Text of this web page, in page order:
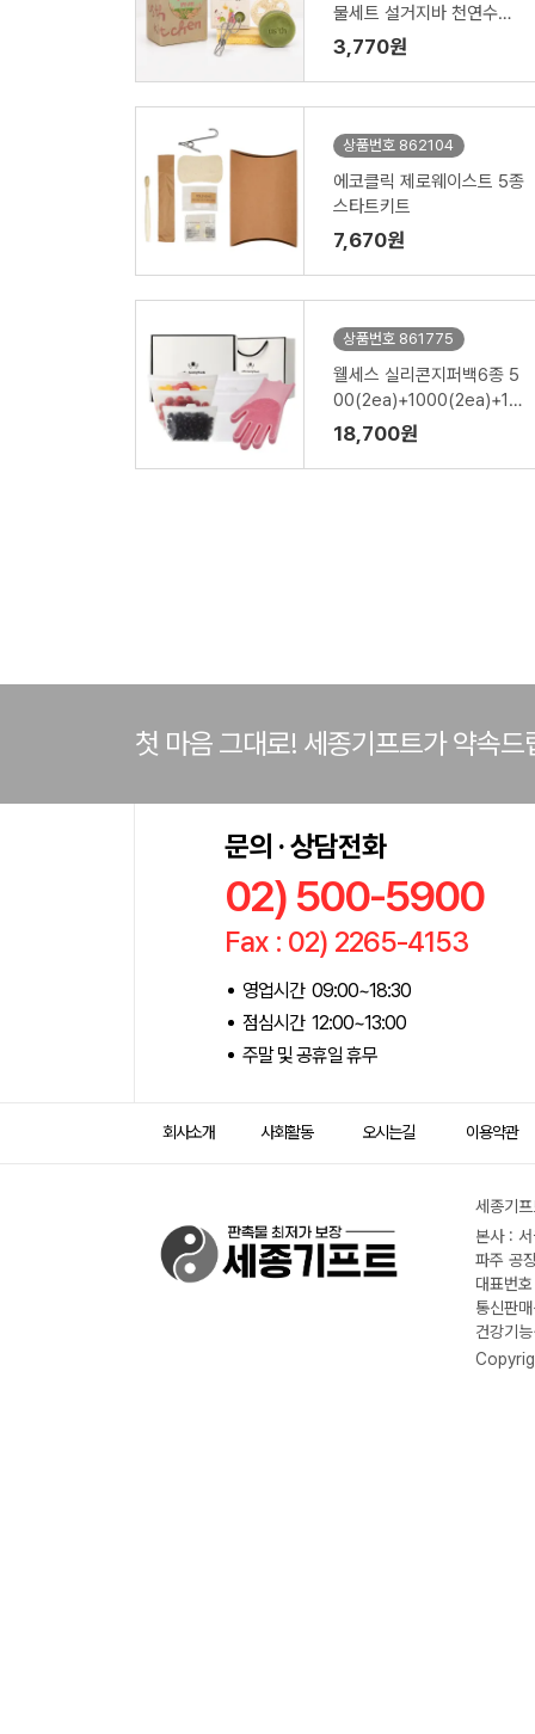
물세트 설거지바 천연수세
미 제로웨이스트키트
3,770원
상품번호 862104
에코클릭 제로웨이스트 5종
스타트키트
7,670원
상품번호 861775
웰세스 실리콘지퍼백6종 5
00(2ea)+1000(2ea)+15
00ml(2ea)+실리콘 브러
시 설거지 수세미 일체형 고
무장갑 1P 세트
18,700원
첫 마음 그대로! 세종기프트가 약속드
문의 · 상담전화
02) 500-5900
Fax : 02) 2265-4153
영업시간 09:00~18:30
점심시간 12:00~13:00
주말 및 공휴일 휴무
회사소개 사회활동 오시는길 이용약관
세종기
본사 :
파주 공
대표번
통신판
건강기